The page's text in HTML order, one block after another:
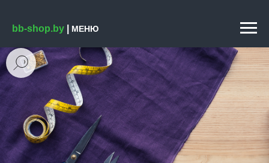
bb-shop.by МЕНЮ